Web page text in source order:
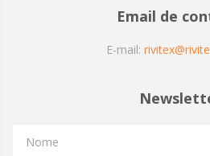
Email de
E-mail:
Nome